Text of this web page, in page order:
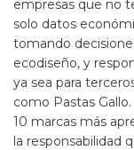
empresas que no
solo datos
tomando
ecodiseño, y
ya sea para
como Pastas
10 marcas más
la responsabilidad